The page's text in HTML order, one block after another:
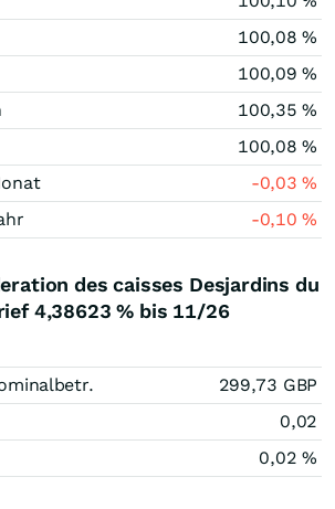
100,08 %
100,09%
100,35%
100,08%
-0,03%
-0,10%
des caisses Desjardins du
4,38623 % bis 11/26
299,73 GBP
0,02
0,02 %